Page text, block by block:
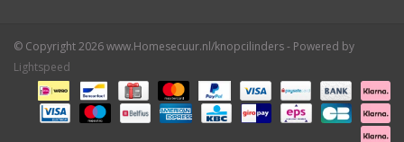
© Copyright 2026 www.Homesecuur.nl/knopcilinders - Powered by
Lightspeed